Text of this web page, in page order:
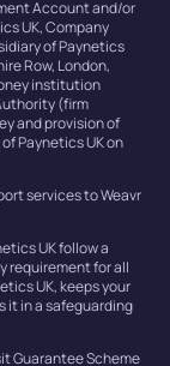
Account and/or
UK, Company
of Paynetics
Row, London,
institution
(firm
and provision of
Paynetics UK on
services to Weavr
UK follow a
requirement for all
UK, keeps your
it in a safeguarding
Guarantee Scheme